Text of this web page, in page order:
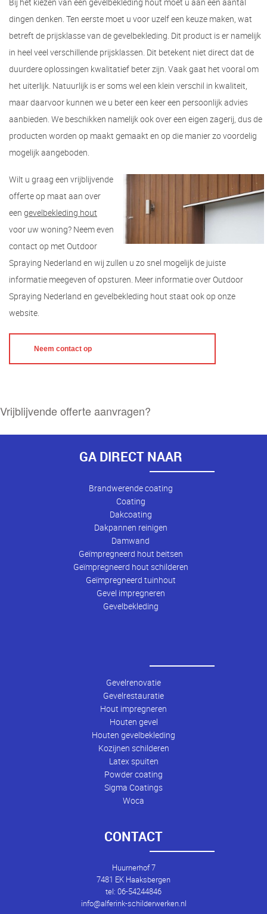
dingen denken. Ten eerste moet u voor uzelf een keuze maken, wat
betreft de prijsklasse van de gevelbekleding. Dit product is er namelijk
in heel veel verschillende prijsklassen. Dit betekent niet direct dat de
duurdere oplossingen kwalitatief beter zijn. Vaak gaat het vooral om
het uiterlijk. Natuurlijk is er soms wel een klein verschil in kwaliteit,
maar daarvoor kunnen we u beter een keer een persoonlijk advies
aanbieden. We beschikken namelijk ook over een eigen zagerij, dus de
producten worden op maakt gemaakt en op die manier zo voordelig
mogelijk aangeboden.
Wilt u graag een vrijblijvende
offerte op maat aan over
een gevelbekleding hout
voor uw woning? Neem even
contact op met Outdoor
Spraying Nederland en wij zullen u zo snel mogelijk de juiste
informatie meegeven of opsturen. Meer informatie over Outdoor
Spraying Nederland en gevelbekleding hout staat ook op onze
website.
Neem contact op
Vrijblijvende offerte aanvragen?
GA DIRECT NAAR
Brandwerende coating
Coating
Dakcoating
Dakpannen reinigen
Damwand
Geïmpregneerd hout beitsen
Geïmpregneerd hout schilderen
Geïmpregneerd tuinhout
Gevel impregneren
Gevelbekleding
Gevelrenovatie
Gevelrestauratie
Hout impregneren
Houten gevel
Houten gevelbekleding
Kozijnen schilderen
Latex spuiten
Powder coating
Sigma Coatings
Woca
CONTACT
Huurnerhof 7
7481 EK Haaksbergen
tel: 06-54244846
info@alferink-schilderwerken.nl